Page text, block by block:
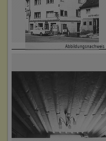
Abbildungsnachweis